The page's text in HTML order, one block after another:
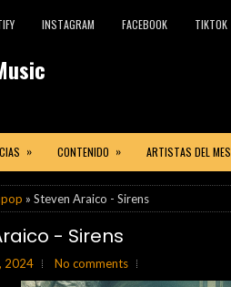
INSTAGRAM FACEBOOK TIKTOK
» CONTENIDO » ARTISTAS DEL MES
» Steven Araico - Sirens
- Sirens
2024 No comments